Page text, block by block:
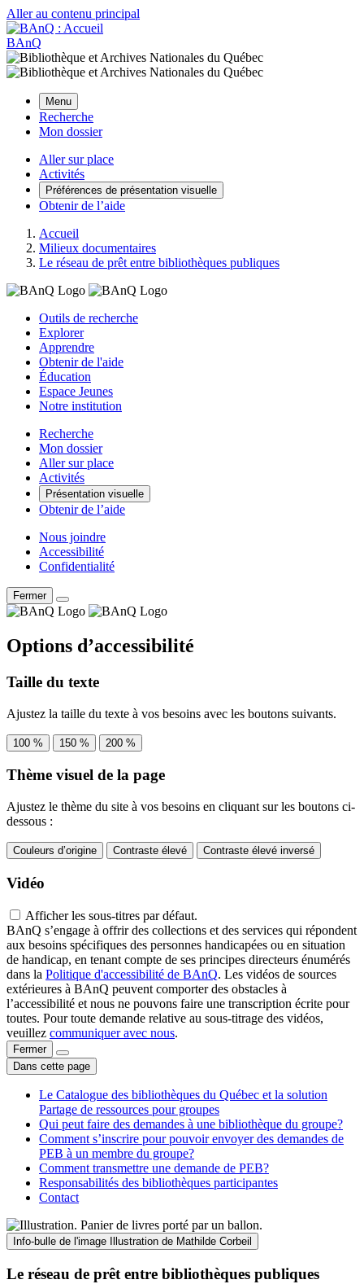
Aller au contenu principal
BAnQ
Menu
Recherche
Mon dossier
Aller sur place
Activités
Préférences de présentation visuelle
Obtenir de l’aide
Accueil
Milieux documentaires
Le réseau de prêt entre bibliothèques publiques
Outils de recherche
Explorer
Apprendre
Obtenir de l'aide
Éducation
Espace Jeunes
Notre institution
Recherche
Mon dossier
Aller sur place
Activités
Présentation visuelle
Obtenir de l’aide
Nous joindre
Accessibilité
Confidentialité
Fermer
Options d’accessibilité
Taille du texte
Ajustez la taille du texte à vos besoins avec les boutons suivants.
100 % 150 % 200 %
Thème visuel de la page
Ajustez le thème du site à vos besoins en cliquant sur les boutons ci-
dessous :
Couleurs d’origine Contraste élevé Contraste élevé inversé
Vidéo
Afficher les sous-titres par défaut.
BAnQ s’engage à offrir des collections et des services qui répondent
aux besoins spécifiques des personnes handicapées ou en situation
de handicap, en tenant compte de ses principes directeurs énumérés
dans la Politique d'accessibilité de BAnQ. Les vidéos de sources
extérieures à BAnQ peuvent comporter des obstacles à
l’accessibilité et nous ne pouvons faire une transcription écrite pour
toutes. Pour toute demande relative au sous-titrage des vidéos,
veuillez communiquer avec nous.
Fermer
Dans cette page
Le Catalogue des bibliothèques du Québec et la solution
Partage de ressources pour groupes
Qui peut faire des demandes à une bibliothèque du groupe?
Comment s’inscrire pour pouvoir envoyer des demandes de
PEB à un membre du groupe?
Comment transmettre une demande de PEB?
Responsabilités des bibliothèques participantes
Contact
Info-bulle de l'image Illustration de Mathilde Corbeil
Le réseau de prêt entre bibliothèques publiques